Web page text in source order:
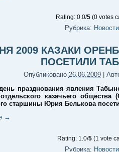
Rating: 0.0/5 (0 votes
Рубрика: Новости
2009 КАЗАКИ
ПОСЕТИЛИ
Опубликовано 26.06.2009|
празднования явления
отдельского казачьего
старшины Юрия Белькова
→
Rating: 1.0/5 (1 vote
Рубрика: Новости